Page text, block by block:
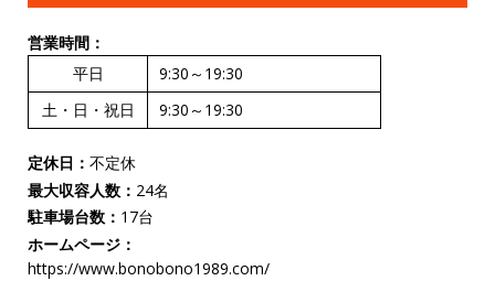
営業時間：
平日
9:30～19:30
土・日・祝日
9:30～19:30
定休日： 不定休
最大収容人数： 24名
駐車場台数： 17台
ホームページ：
https://www.bonobono1989.com/